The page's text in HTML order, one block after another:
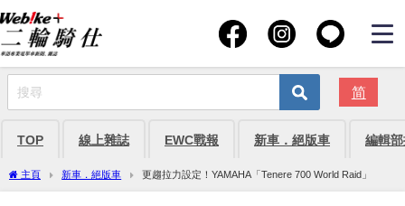
简
TOP 線上雜誌 EWC戰報 新車．絕版車 編輯
主頁 新車．絕版車 更趨拉力設定！YAMAHA「Tenere 700 World Raid」